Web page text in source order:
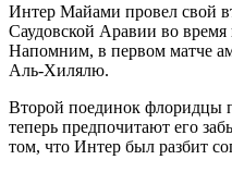
Интер Майами провел свой
Саудовской Аравии во время
Напомним, в первом матче
Аль-Хилялю.
Второй поединок флоридцы
теперь предпочитают его
том, что Интер был разбит